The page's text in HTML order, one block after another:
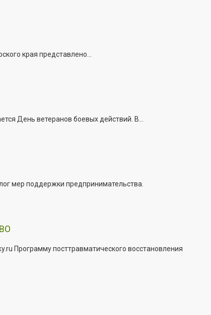
края представлено...
День ветеранов боевых действий. В...
мер поддержки предпринимательства.
Программу посттравматического восстановления